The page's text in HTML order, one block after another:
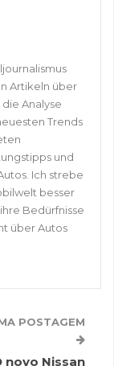
Artikeln über
Analyse
Trends
und
Ich strebe
besser
Bedürfnisse
über Autos
POSTAGEM
novo Nissan